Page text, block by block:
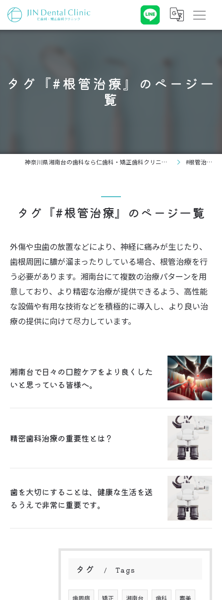
タグ『#根管治療』のページ一
覧
神奈川県湘南台の歯科なら仁歯科・矯正歯科クリニック #根管治療
タグ『#根管治療』のページ一覧
外傷や虫歯の放置などにより、神経に痛みが生じたり、
歯根周囲に膿が溜まったりしている場合、根管治療を行
う必要があります。湘南台にて複数の治療パターンを用
意しており、より精密な治療が提供できるよう、高性能
な設備や有用な技術などを積極的に導入し、より良い治
療の提供に向けて尽力しています。
湘南台で日々の口腔ケアをより良くした
いと思っている皆様へ。
精密歯科治療の重要性とは？
歯を大切にすることは、健康な生活を送
るうえで非常に重要です。
タグ Tags
歯周病 矯正 湘南台 歯科 審美